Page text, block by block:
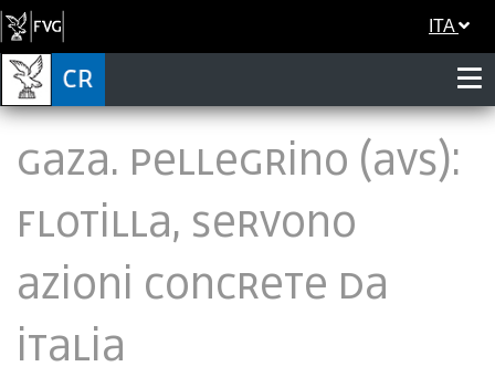
ITA
GAZA. PELLEGRINO (AVS):
FLOTILLA, SERVONO
AZIONI CONCRETE DA
ITALIA